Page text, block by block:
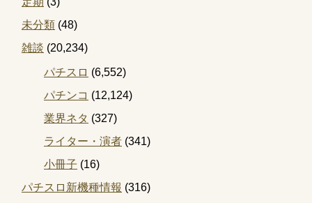
未分類 (48)
雑談 (20,234)
パチスロ (6,552)
パチンコ (12,124)
業界ネタ (327)
ライター・演者 (341)
小冊子 (16)
パチスロ新機種情報 (316)